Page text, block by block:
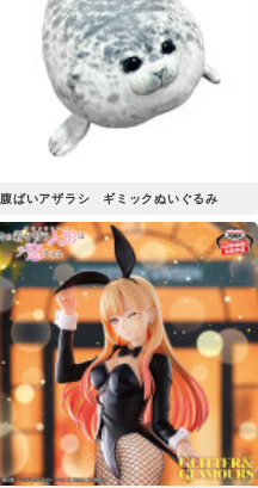
腹ばいアザラシ ギミックぬいぐるみ